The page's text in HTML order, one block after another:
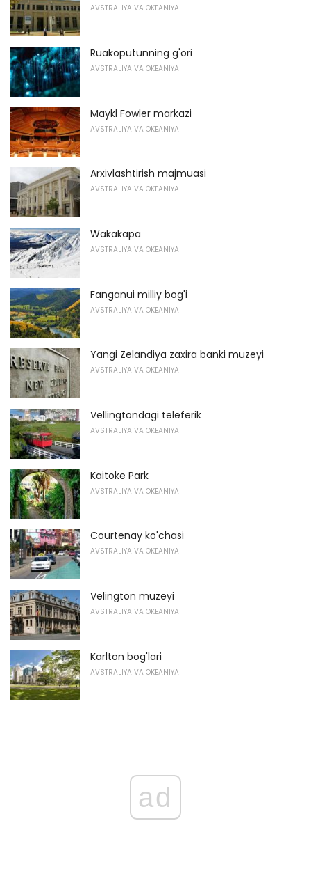
AVSTRALIYA VA OKEANIYA
Ruakoputunning g'ori
AVSTRALIYA VA OKEANIYA
Maykl Fowler markazi
AVSTRALIYA VA OKEANIYA
Arxivlashtirish majmuasi
AVSTRALIYA VA OKEANIYA
Wakakapa
AVSTRALIYA VA OKEANIYA
Fanganui milliy bog'i
AVSTRALIYA VA OKEANIYA
Yangi Zelandiya zaxira banki muzeyi
AVSTRALIYA VA OKEANIYA
Vellingtondagi teleferik
AVSTRALIYA VA OKEANIYA
Kaitoke Park
AVSTRALIYA VA OKEANIYA
Courtenay ko'chasi
AVSTRALIYA VA OKEANIYA
Velington muzeyi
AVSTRALIYA VA OKEANIYA
Karlton bog'lari
AVSTRALIYA VA OKEANIYA
ad